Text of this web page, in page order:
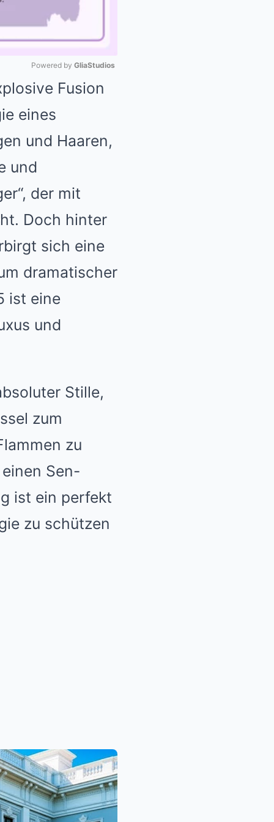
Powered by GliaStudios
Fusion
eines
und Haaren,
und
der mit
Doch hinter
sich eine
dramatischer
ist eine
und
Stille,
zum
zu
Sen-
ist ein perfekt
zu schützen